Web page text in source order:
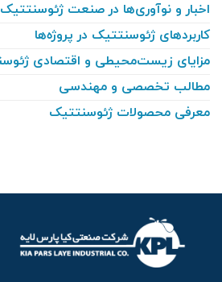
اخبار و نوآوری‌ها در صنعت ژئوسنتتیک
کاربردهای ژئوسنتتیک در پروژه‌ها
مزایای زیست‌محیطی و اقتصادی
مطالب تخصصی و مهندسی
معرفی محصولات ژئوسنتتیک